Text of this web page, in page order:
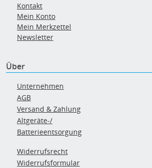
Kontakt
Mein Konto
Mein Merkzettel
Newsletter
Über
Unternehmen
AGB
Versand & Zahlung
Altgeräte-/
Batterieentsorgung
Widerrufsrecht
Widerrufsformular